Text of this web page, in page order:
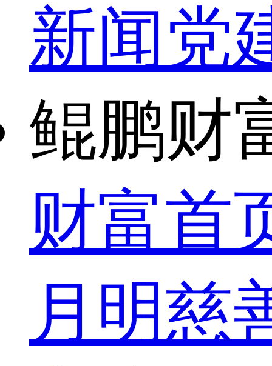
新闻 党
鲲鹏财
财富首
月明慈